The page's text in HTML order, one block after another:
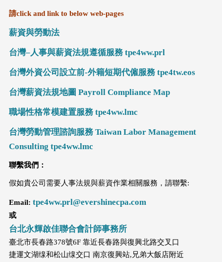
請click and link to below web-pages
薪資與勞動法
台灣–人事與薪資法規遵循服務 tpe4ww.prl
台灣外資公司設立前-外籍短期代僱服務 tpe4tw.eos
台灣薪資法規地圖 Payroll Compliance Map
職場性格常模建置服務 tpe4ww.lmc
台灣勞動管理諮詢服務 Taiwan Labor Management
Consulting tpe4ww.lmc
聯繫我們：
假如貴公司需要人事法規與薪資作業相關服務，請聯繫:
Email: tpe4ww.prl@evershinecpa.com
或
台北永輝啟佳聯合會計師事務所
臺北市長春路378號6F 靠近長春路與復興北路交叉口
捷運文湖缐和松山缐交口 南京復興站,兄弟大飯店附近